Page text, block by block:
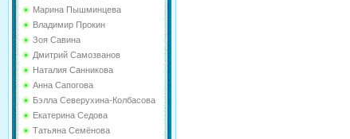
Марина Пышминцева
Владимир Прокин
Зоя Савина
Дмитрий Самозванов
Наталия Санникова
Анна Сапогова
Бэлла Северухина-Колбасова
Екатерина Седова
Татьяна Семёнова